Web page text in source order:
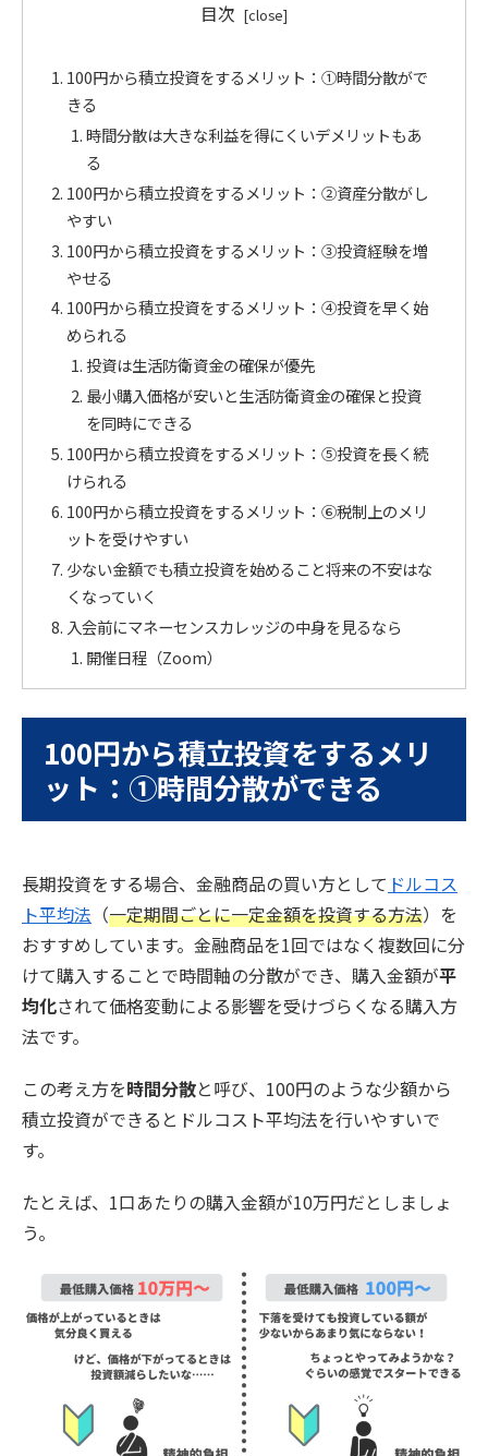
目次
100円から積立投資をするメリット：①時間分散がで
きる
時間分散は大きな利益を得にくいデメリットもあ
る
100円から積立投資をするメリット：②資産分散がし
やすい
100円から積立投資をするメリット：③投資経験を増
やせる
100円から積立投資をするメリット：④投資を早く始
められる
投資は生活防衛資金の確保が優先
最小購入価格が安いと生活防衛資金の確保と投資
を同時にできる
100円から積立投資をするメリット：⑤投資を長く続
けられる
100円から積立投資をするメリット：⑥税制上のメリ
ットを受けやすい
少ない金額でも積立投資を始めること将来の不安はな
くなっていく
入会前にマネーセンスカレッジの中身を見るなら
開催日程（Zoom）
100円から積立投資をするメリ
ット：①時間分散ができる
長期投資をする場合、金融商品の買い方として ドルコス
ト平均法 （一定期間ごとに一定金額を投資する方法）を
おすすめしています。金融商品を1回ではなく複数回に分
けて購入することで時間軸の分散ができ、購入金額が平
均化されて価格変動による影響を受けづらくなる購入方
法です。
この考え方を時間分散と呼び、100円のような少額から
積立投資ができるとドルコスト平均法を行いやすいで
す。
たとえば、1口あたりの購入金額が10万円だとしましょ
う。